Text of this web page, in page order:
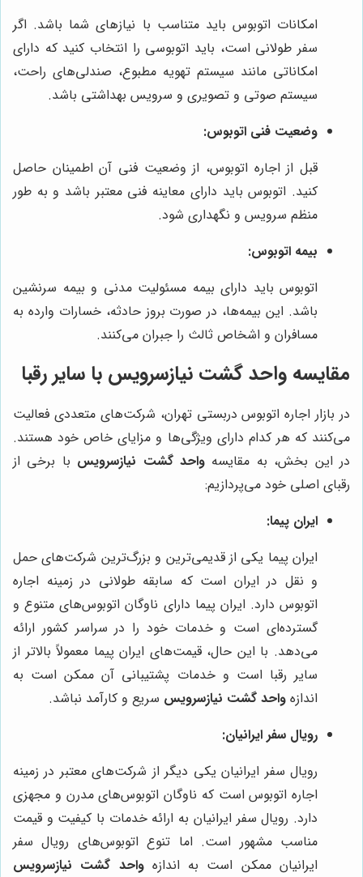
امکانات اتوبوس باید متناسب با نیازهای شما باشد. اگر
سفر طولانی است، باید اتوبوسی را انتخاب کنید که دارای
امکاناتی مانند سیستم تهویه مطبوع، صندلی‌های راحت،
سیستم صوتی و تصویری و سرویس بهداشتی باشد.
وضعیت فنی اتوبوس:
قبل از اجاره اتوبوس، از وضعیت فنی آن اطمینان حاصل
کنید. اتوبوس باید دارای معاینه فنی معتبر باشد و به طور
منظم سرویس و نگهداری شود.
بیمه اتوبوس:
اتوبوس باید دارای بیمه مسئولیت مدنی و بیمه سرنشین
باشد. این بیمه‌ها، در صورت بروز حادثه، خسارات وارده به
مسافران و اشخاص ثالث را جبران می‌کنند.
مقایسه واحد گشت نیازسرویس با سایر رقبا
در بازار اجاره اتوبوس دربستی تهران، شرکت‌های متعددی فعالیت
می‌کنند که هر کدام دارای ویژگی‌ها و مزایای خاص خود هستند.
در این بخش، به مقایسه واحد گشت نیازسرویس با برخی از
رقبای اصلی خود می‌پردازیم:
ایران پیما:
ایران پیما یکی از قدیمی‌ترین و بزرگ‌ترین شرکت‌های حمل
و نقل در ایران است که سابقه طولانی در زمینه اجاره
اتوبوس دارد. ایران پیما دارای ناوگان اتوبوس‌های متنوع و
گسترده‌ای است و خدمات خود را در سراسر کشور ارائه
می‌دهد. با این حال، قیمت‌های ایران پیما معمولاً بالاتر از
سایر رقبا است و خدمات پشتیبانی آن ممکن است به
اندازه واحد گشت نیازسرویس سریع و کارآمد نباشد.
رویال سفر ایرانیان:
رویال سفر ایرانیان یکی دیگر از شرکت‌های معتبر در زمینه
اجاره اتوبوس است که ناوگان اتوبوس‌های مدرن و مجهزی
دارد. رویال سفر ایرانیان به ارائه خدمات با کیفیت و قیمت
مناسب مشهور است. اما تنوع اتوبوس‌های رویال سفر
ایرانیان ممکن است به اندازهواحد گشت نیازسرویس